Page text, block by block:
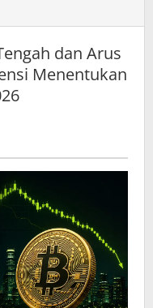
dan Arus
Menentukan